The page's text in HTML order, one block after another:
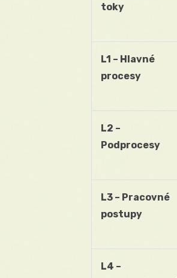
toky
L1 – Hlavné
procesy
L2 –
Podprocesy
L3 – Pracovné
postupy
L4 –